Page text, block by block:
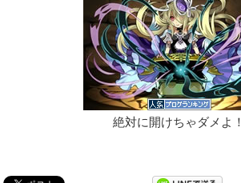
絶対に開けちゃダメよ！